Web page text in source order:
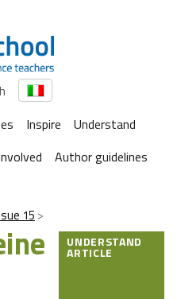
Inspire
Understand
Author guidelines
15
UNDERSTAND
ARTICLE